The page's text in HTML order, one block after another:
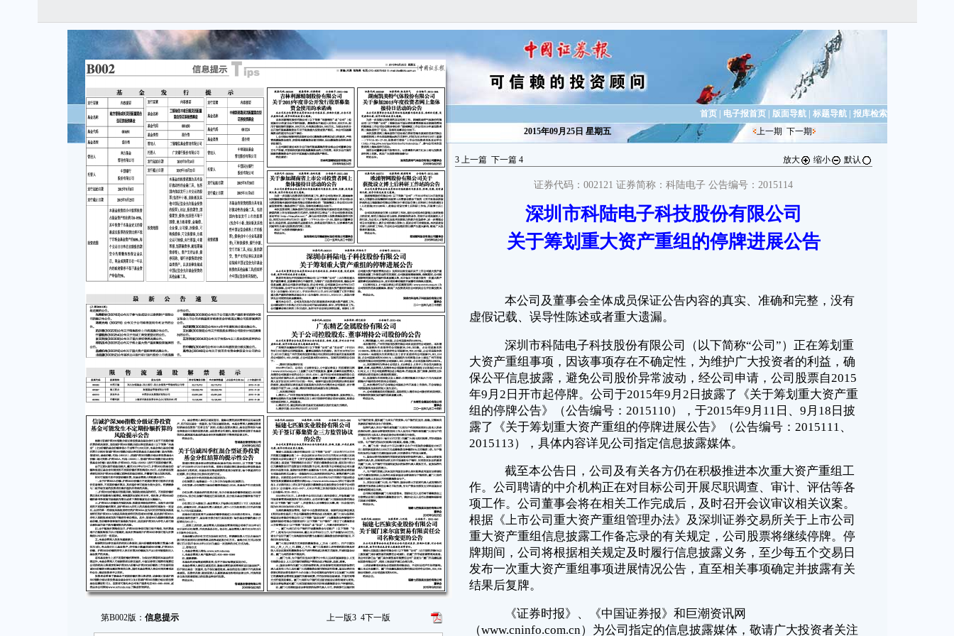
第B002版： 信息提示 上一版3 4下一版
首页| 电子报首页| 版面导航| 标题导航| 报库检索
2015年09月25日 星期五
上一期 下一期
3上一篇 下一篇 4 放大 缩小 默认
证券代码：002121 证券简称：科陆电子 公告编号：2015114
深圳市科陆电子科技股份有限公司
关于筹划重大资产重组的停牌进展公告
本公司及董事会全体成员保证公告内容的真实、准确和完整，没有
虚假记载、误导性陈述或者重大遗漏。
深圳市科陆电子科技股份有限公司（以下简称“公司”）正在筹划重
大资产重组事项，因该事项存在不确定性，为维护广大投资者的利益，确
保公平信息披露，避免公司股价异常波动，经公司申请，公司股票自2015
年9月2日开市起停牌。公司于2015年9月2日披露了《关于筹划重大资产重
组的停牌公告》（公告编号：2015110），于2015年9月11日、9月18日披
露了《关于筹划重大资产重组的停牌进展公告》（公告编号：2015111、
2015113），具体内容详见公司指定信息披露媒体。
截至本公告日，公司及有关各方仍在积极推进本次重大资产重组工
作。公司聘请的中介机构正在对目标公司开展尽职调查、审计、评估等各
项工作。公司董事会将在相关工作完成后，及时召开会议审议相关议案。
根据《上市公司重大资产重组管理办法》及深圳证券交易所关于上市公司
重大资产重组信息披露工作备忘录的有关规定，公司股票将继续停牌。停
牌期间，公司将根据相关规定及时履行信息披露义务，至少每五个交易日
发布一次重大资产重组事项进展情况公告，直至相关事项确定并披露有关
结果后复牌。
《证券时报》、《中国证券报》和巨潮资讯网
（www.cninfo.com.cn）为公司指定的信息披露媒体，敬请广大投资者关注
公司相关公告并注意投资风险。
特此公告。
深圳市科陆电子科技股份有限公司
董事会
二○一五年九月二十四日